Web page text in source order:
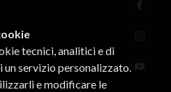
tecnici, analitici e di
servizio personalizzato.
e modificare le